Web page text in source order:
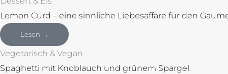
Lemon Curd – eine sinnliche Liebesaffäre für den
Lesen →
Vegetarisch & Vegan
Spaghetti mit Knoblauch und grünem Spargel